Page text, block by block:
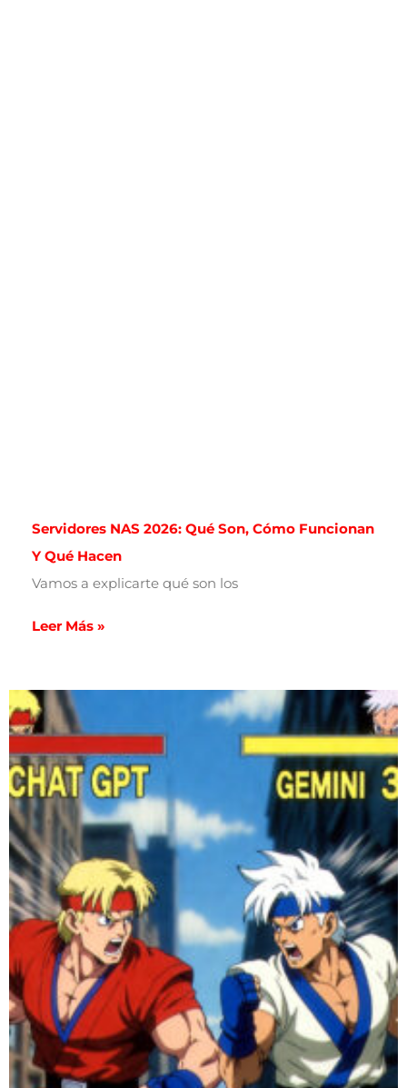
Servidores NAS 2026: Qué Son, Cómo Funcionan
Y Qué Hacen
Vamos a explicarte qué son los
Leer Más »